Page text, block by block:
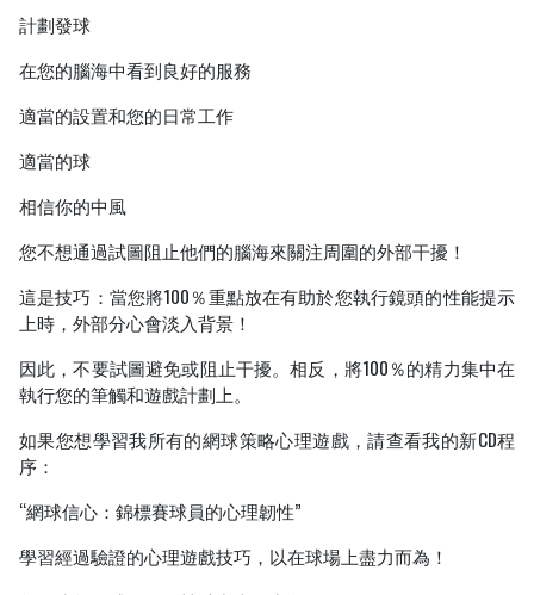
計劃發球
在您的腦海中看到良好的服務
適當的設置和您的日常工作
適當的球
相信你的中風
您不想通過試圖阻止他們的腦海來關注周圍的外部干擾！
這是技巧：當您將100％重點放在有助於您執行鏡頭的性能提示
上時，外部分心會淡入背景！
因此，不要試圖避免或阻止干擾。相反，將100％的精力集中在
執行您的筆觸和遊戲計劃上。
如果您想學習我所有的網球策略心理遊戲，請查看我的新CD程
序：
“網球信心：錦標賽球員的心理韌性”
學習經過驗證的心理遊戲技巧，以在球場上盡力而為！